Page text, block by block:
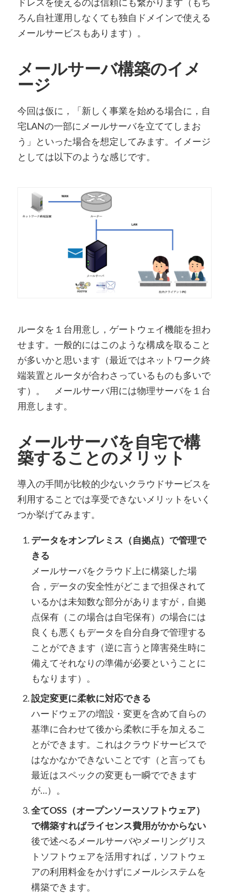
ドレスを使えるのは信頼にも繋がります（もち
ろん自社運用しなくても独自ドメインで使える
メールサービスもあります）。
メールサーバ構築のイメ
ージ
今回は仮に，「新しく事業を始める場合に，自
宅LANの一部にメールサーバを立ててしまお
う」といった場合を想定してみます。イメージ
としては以下のような感じです。
ルータを１台用意し，ゲートウェイ機能を担わ
せます。一般的にはこのような構成を取ること
が多いかと思います（最近ではネットワーク終
端装置とルータが合わさっているものも多いで
す）。 メールサーバ用には物理サーバを１台
用意します。
メールサーバを自宅で構
築することのメリット
導入の手間が比較的少ないクラウドサービスを
利用することでは享受できないメリットをいく
つか挙げてみます。
データをオンプレミス（自拠点）で管理で
きる
メールサーバをクラウド上に構築した場
合，データの安全性がどこまで担保されて
いるかは未知数な部分がありますが，自拠
点保有（この場合は自宅保有）の場合には
良くも悪くもデータを自分自身で管理する
ことができます（逆に言うと障害発生時に
備えてそれなりの準備が必要ということに
もなります）。
設定変更に柔軟に対応できる
ハードウェアの増設・変更を含めて自らの
基準に合わせて後から柔軟に手を加えるこ
とができます。これはクラウドサービスで
はなかなかできないことです（と言っても
最近はスペックの変更も一瞬でできます
が…）。
全てOSS（オープンソースソフトウェア）
で構築すればライセンス費用がかからない
後で述べるメールサーバやメーリングリス
トソフトウェアを活用すれば，ソフトウェ
アの利用料金をかけずにメールシステムを
構築できます。